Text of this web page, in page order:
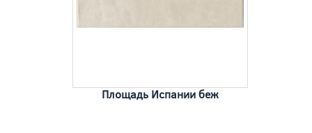
Площадь Испании беж